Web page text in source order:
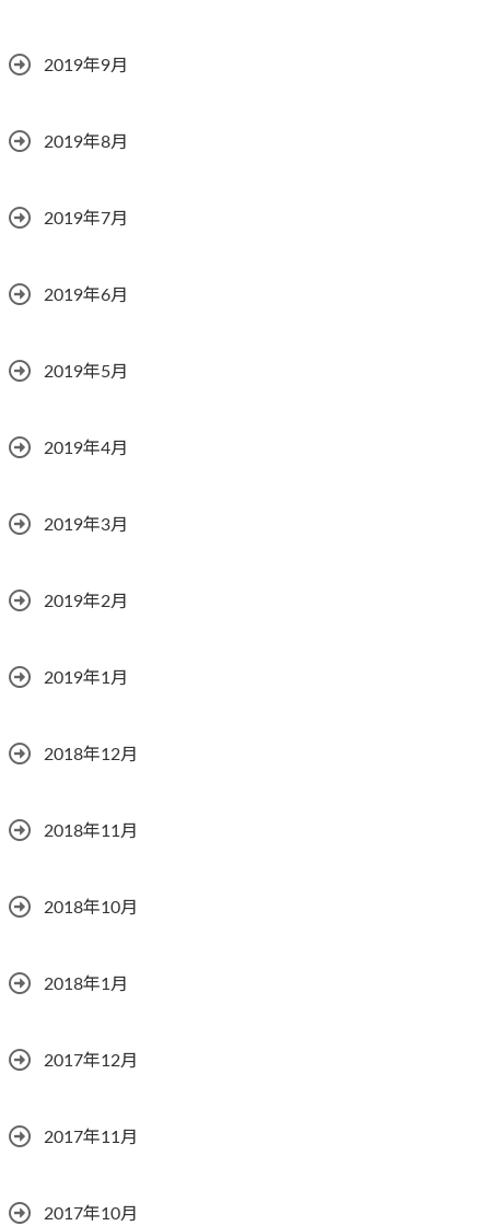
2019年9月
2019年8月
2019年7月
2019年6月
2019年5月
2019年4月
2019年3月
2019年2月
2019年1月
2018年12月
2018年11月
2018年10月
2018年1月
2017年12月
2017年11月
2017年10月